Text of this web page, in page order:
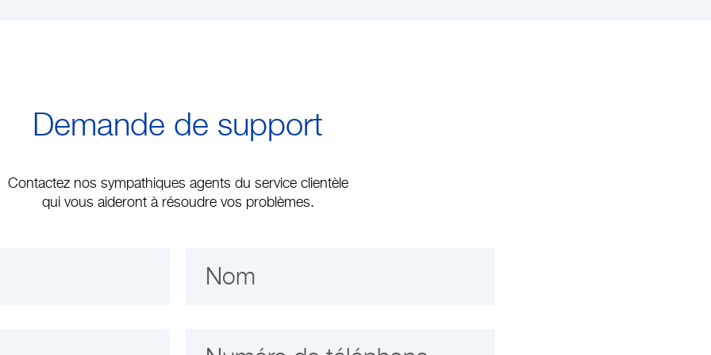
Demande de support
Contactez nos sympathiques agents du service clientèle
qui vous aideront à résoudre vos problèmes.
Nom